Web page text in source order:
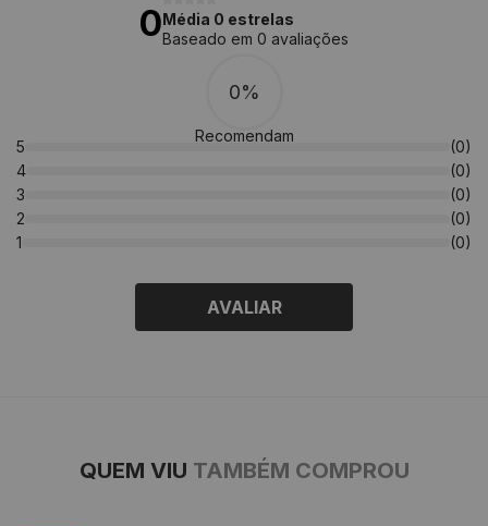
0Média 0 estrelas
Baseado em 0 avaliações
0%
Recomendam
5
(0)
4
(0)
3
(0)
2
(0)
1
(0)
AVALIAR
QUEM VIU TAMBÉM COMPROU